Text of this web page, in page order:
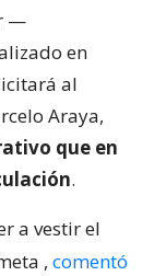
—
en
al
Araya,
que en
.
a vestir el
, comentó